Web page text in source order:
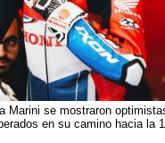
Marini se mostraron
en su camino hacia la